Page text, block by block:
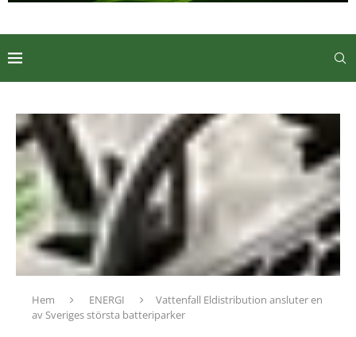
Hem ENERGI
Vattenfall Eldistribution ansluter en
av Sveriges största batteriparker